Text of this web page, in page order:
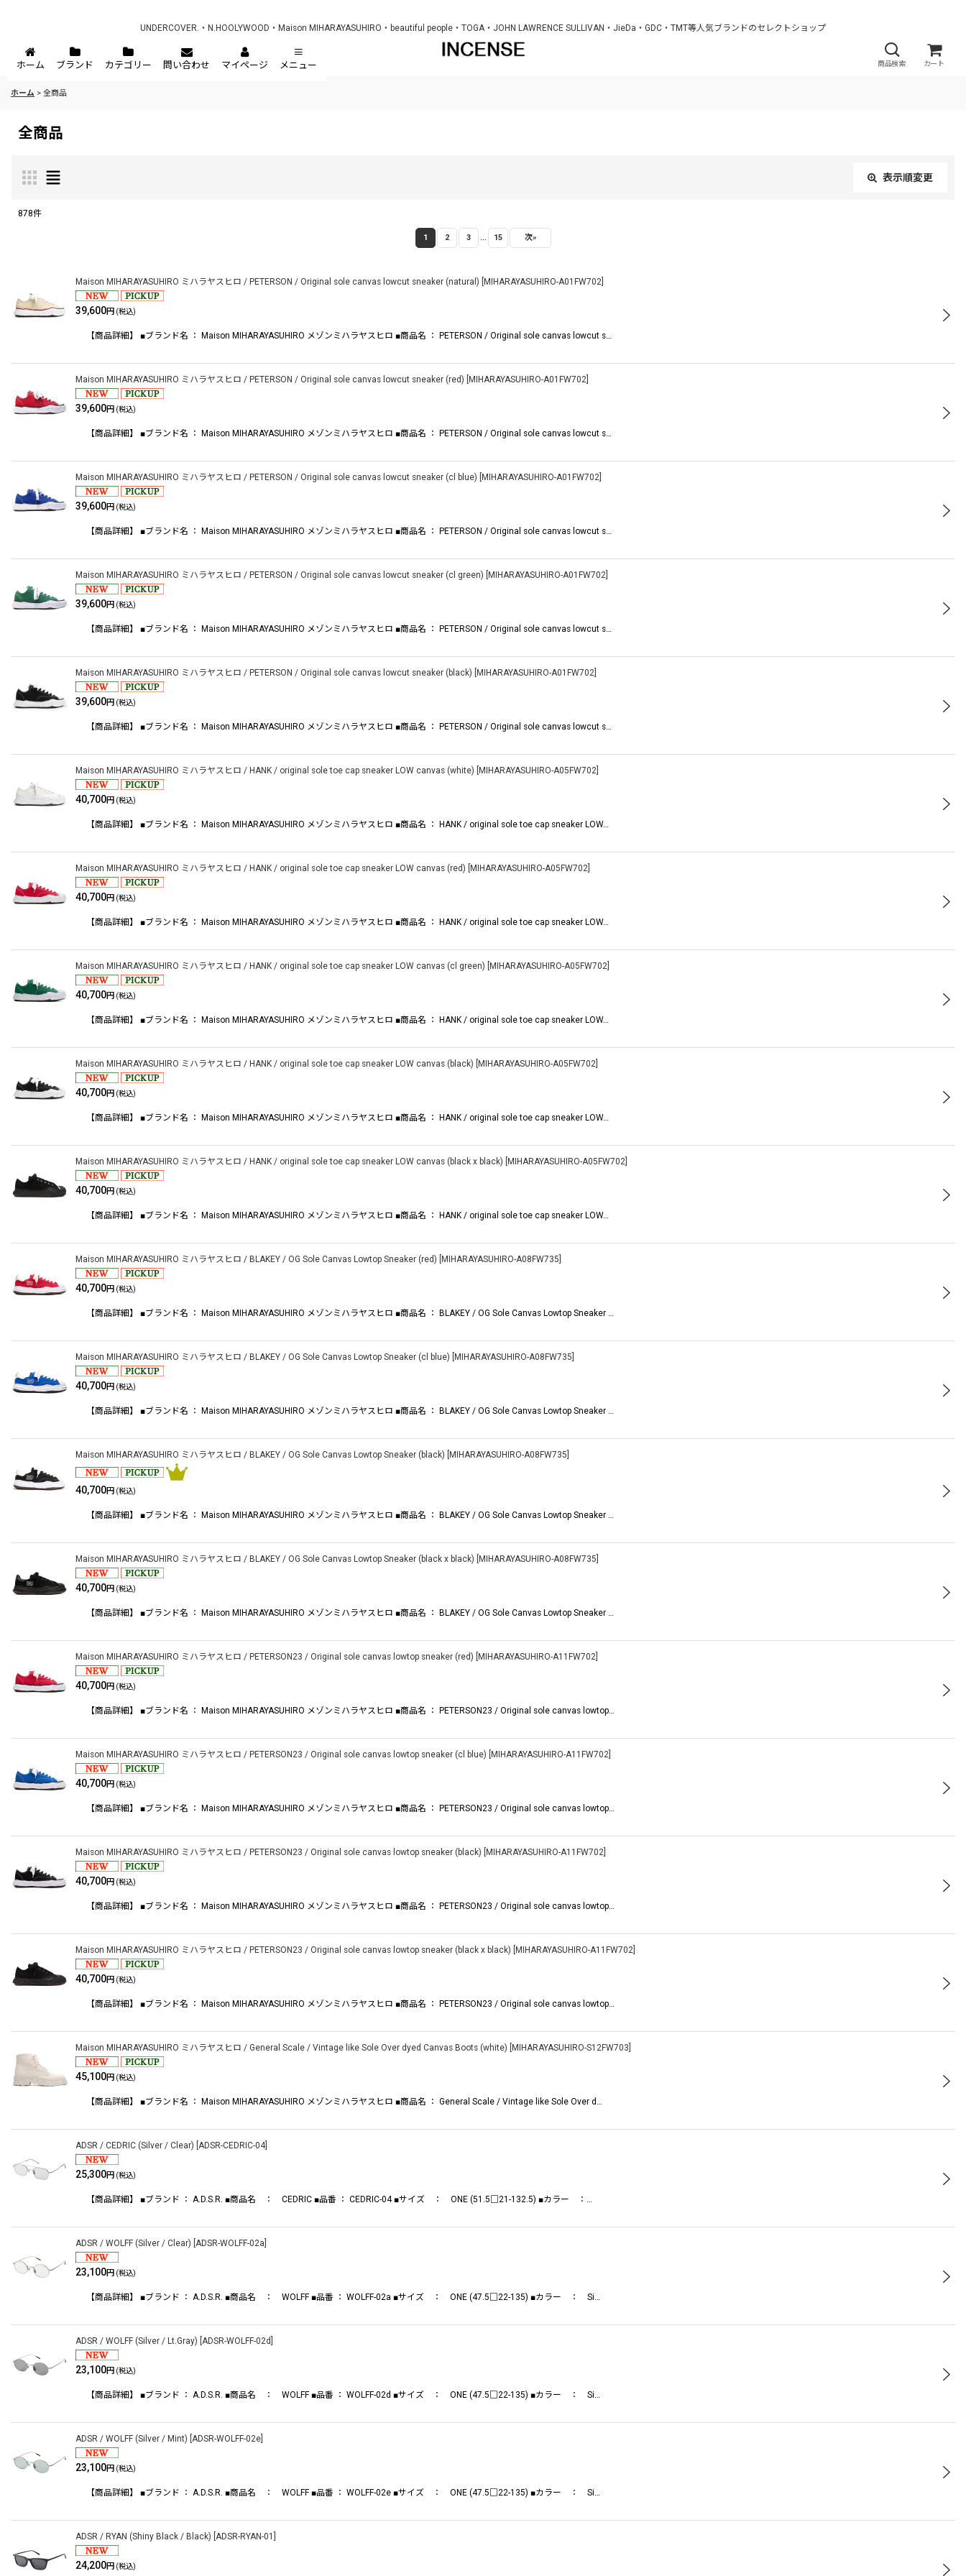
UNDERCOVER.・N.HOOLYWOOD・Maison MIHARAYASUHIRO・beautiful people・TOGA・JOHN LAWRENCE SULLIVAN・JieDa・GDC・TMT等人気ブランドのセレクトショップ
商品検索 カート
ホーム ブランド カテゴリー 問い合わせ マイページ メニュー
ホーム > 全商品
全商品
表示順変更
並び順:
878件
1 2 3 15 次»
Maison MIHARAYASUHIRO ミハラヤスヒロ / PETERSON / Original sole canvas lowcut sneaker (natural) MIHARAYASUHIRO-A01FW702
39,600円 (税込)
【商品詳細】 ■ブランド名 ： Maison MIHARAYASUHIRO メゾンミハラヤスヒロ ■商品名 ： PETERSON / Original sole canvas lowcut s…
Maison MIHARAYASUHIRO ミハラヤスヒロ / PETERSON / Original sole canvas lowcut sneaker (red) MIHARAYASUHIRO-A01FW702
39,600円 (税込)
【商品詳細】 ■ブランド名 ： Maison MIHARAYASUHIRO メゾンミハラヤスヒロ ■商品名 ： PETERSON / Original sole canvas lowcut s…
Maison MIHARAYASUHIRO ミハラヤスヒロ / PETERSON / Original sole canvas lowcut sneaker (cl blue) MIHARAYASUHIRO-A01FW702
39,600円 (税込)
【商品詳細】 ■ブランド名 ： Maison MIHARAYASUHIRO メゾンミハラヤスヒロ ■商品名 ： PETERSON / Original sole canvas lowcut s…
Maison MIHARAYASUHIRO ミハラヤスヒロ / PETERSON / Original sole canvas lowcut sneaker (cl green) MIHARAYASUHIRO-A01FW702
39,600円 (税込)
【商品詳細】 ■ブランド名 ： Maison MIHARAYASUHIRO メゾンミハラヤスヒロ ■商品名 ： PETERSON / Original sole canvas lowcut s…
Maison MIHARAYASUHIRO ミハラヤスヒロ / PETERSON / Original sole canvas lowcut sneaker (black) MIHARAYASUHIRO-A01FW702
39,600円 (税込)
【商品詳細】 ■ブランド名 ： Maison MIHARAYASUHIRO メゾンミハラヤスヒロ ■商品名 ： PETERSON / Original sole canvas lowcut s…
Maison MIHARAYASUHIRO ミハラヤスヒロ / HANK / original sole toe cap sneaker LOW canvas (white) MIHARAYASUHIRO-A05FW702
40,700円 (税込)
【商品詳細】 ■ブランド名 ： Maison MIHARAYASUHIRO メゾンミハラヤスヒロ ■商品名 ： HANK / original sole toe cap sneaker LOW…
Maison MIHARAYASUHIRO ミハラヤスヒロ / HANK / original sole toe cap sneaker LOW canvas (red) MIHARAYASUHIRO-A05FW702
40,700円 (税込)
【商品詳細】 ■ブランド名 ： Maison MIHARAYASUHIRO メゾンミハラヤスヒロ ■商品名 ： HANK / original sole toe cap sneaker LOW…
Maison MIHARAYASUHIRO ミハラヤスヒロ / HANK / original sole toe cap sneaker LOW canvas (cl green) MIHARAYASUHIRO-A05FW702
40,700円 (税込)
【商品詳細】 ■ブランド名 ： Maison MIHARAYASUHIRO メゾンミハラヤスヒロ ■商品名 ： HANK / original sole toe cap sneaker LOW…
Maison MIHARAYASUHIRO ミハラヤスヒロ / HANK / original sole toe cap sneaker LOW canvas (black) MIHARAYASUHIRO-A05FW702
40,700円 (税込)
【商品詳細】 ■ブランド名 ： Maison MIHARAYASUHIRO メゾンミハラヤスヒロ ■商品名 ： HANK / original sole toe cap sneaker LOW…
Maison MIHARAYASUHIRO ミハラヤスヒロ / HANK / original sole toe cap sneaker LOW canvas (black x black) MIHARAYASUHIRO-A05FW702
40,700円 (税込)
【商品詳細】 ■ブランド名 ： Maison MIHARAYASUHIRO メゾンミハラヤスヒロ ■商品名 ： HANK / original sole toe cap sneaker LOW…
Maison MIHARAYASUHIRO ミハラヤスヒロ / BLAKEY / OG Sole Canvas Lowtop Sneaker (red) MIHARAYASUHIRO-A08FW735
40,700円 (税込)
【商品詳細】 ■ブランド名 ： Maison MIHARAYASUHIRO メゾンミハラヤスヒロ ■商品名 ： BLAKEY / OG Sole Canvas Lowtop Sneaker …
Maison MIHARAYASUHIRO ミハラヤスヒロ / BLAKEY / OG Sole Canvas Lowtop Sneaker (cl blue) MIHARAYASUHIRO-A08FW735
40,700円 (税込)
【商品詳細】 ■ブランド名 ： Maison MIHARAYASUHIRO メゾンミハラヤスヒロ ■商品名 ： BLAKEY / OG Sole Canvas Lowtop Sneaker …
Maison MIHARAYASUHIRO ミハラヤスヒロ / BLAKEY / OG Sole Canvas Lowtop Sneaker (black) MIHARAYASUHIRO-A08FW735
40,700円 (税込)
【商品詳細】 ■ブランド名 ： Maison MIHARAYASUHIRO メゾンミハラヤスヒロ ■商品名 ： BLAKEY / OG Sole Canvas Lowtop Sneaker …
Maison MIHARAYASUHIRO ミハラヤスヒロ / BLAKEY / OG Sole Canvas Lowtop Sneaker (black x black) MIHARAYASUHIRO-A08FW735
40,700円 (税込)
【商品詳細】 ■ブランド名 ： Maison MIHARAYASUHIRO メゾンミハラヤスヒロ ■商品名 ： BLAKEY / OG Sole Canvas Lowtop Sneaker …
Maison MIHARAYASUHIRO ミハラヤスヒロ / PETERSON23 / Original sole canvas lowtop sneaker (red) MIHARAYASUHIRO-A11FW702
40,700円 (税込)
【商品詳細】 ■ブランド名 ： Maison MIHARAYASUHIRO メゾンミハラヤスヒロ ■商品名 ： PETERSON23 / Original sole canvas lowtop…
Maison MIHARAYASUHIRO ミハラヤスヒロ / PETERSON23 / Original sole canvas lowtop sneaker (cl blue) MIHARAYASUHIRO-A11FW702
40,700円 (税込)
【商品詳細】 ■ブランド名 ： Maison MIHARAYASUHIRO メゾンミハラヤスヒロ ■商品名 ： PETERSON23 / Original sole canvas lowtop…
Maison MIHARAYASUHIRO ミハラヤスヒロ / PETERSON23 / Original sole canvas lowtop sneaker (black) MIHARAYASUHIRO-A11FW702
40,700円 (税込)
【商品詳細】 ■ブランド名 ： Maison MIHARAYASUHIRO メゾンミハラヤスヒロ ■商品名 ： PETERSON23 / Original sole canvas lowtop…
Maison MIHARAYASUHIRO ミハラヤスヒロ / PETERSON23 / Original sole canvas lowtop sneaker (black x black) MIHARAYASUHIRO-A11FW702
40,700円 (税込)
【商品詳細】 ■ブランド名 ： Maison MIHARAYASUHIRO メゾンミハラヤスヒロ ■商品名 ： PETERSON23 / Original sole canvas lowtop…
Maison MIHARAYASUHIRO ミハラヤスヒロ / General Scale / Vintage like Sole Over dyed Canvas Boots (white) MIHARAYASUHIRO-S12FW703
45,100円 (税込)
【商品詳細】 ■ブランド名 ： Maison MIHARAYASUHIRO メゾンミハラヤスヒロ ■商品名 ： General Scale / Vintage like Sole Over d…
ADSR / CEDRIC (Silver / Clear) ADSR-CEDRIC-04]
25,300円 (税込)
【商品詳細】 ■ブランド ： A.D.S.R. ■商品名 ： CEDRIC ■品番 ： CEDRIC-04 ■サイズ ： ONE (51.5□21-132.5) ■カラー ：…
ADSR / WOLFF (Silver / Clear) ADSR-WOLFF-02a
23,100円 (税込)
【商品詳細】 ■ブランド ： A.D.S.R. ■商品名 ： WOLFF ■品番 ： WOLFF-02a ■サイズ ： ONE (47.5□22-135) ■カラー ： Si…
ADSR / WOLFF (Silver / Lt.Gray) ADSR-WOLFF-02d
23,100円 (税込)
【商品詳細】 ■ブランド ： A.D.S.R. ■商品名 ： WOLFF ■品番 ： WOLFF-02d ■サイズ ： ONE (47.5□22-135) ■カラー ： Si…
ADSR / WOLFF (Silver / Mint) ADSR-WOLFF-02e
23,100円 (税込)
【商品詳細】 ■ブランド ： A.D.S.R. ■商品名 ： WOLFF ■品番 ： WOLFF-02e ■サイズ ： ONE (47.5□22-135) ■カラー ： Si…
ADSR / RYAN (Shiny Black / Black) ADSR-RYAN-01
24,200円 (税込)